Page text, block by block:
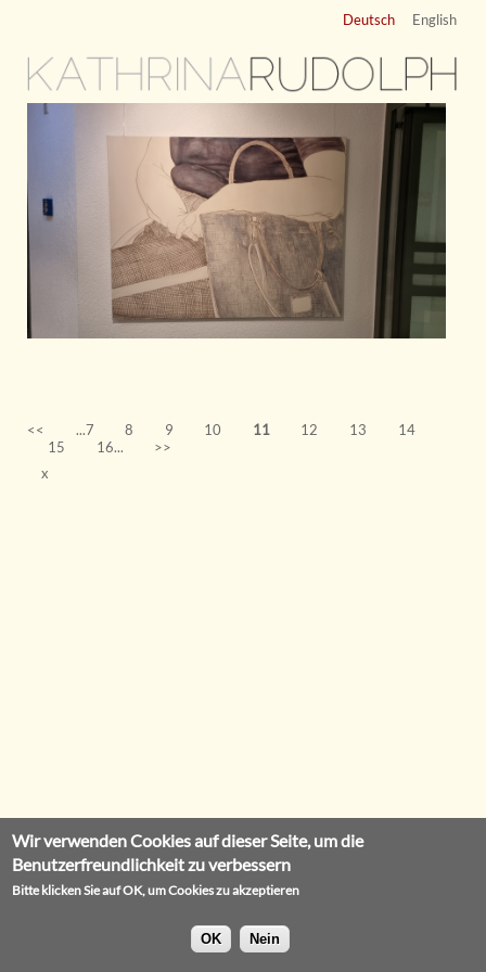
KATHRINARUDOLPH
<< ...7 8 9 10 11 12 13
14
15
16...
>>
x
Deutsch English
Wir verwenden Cookies auf dieser Seite, um die
Benutzerfreundlichkeit zu verbessern
Bitte klicken Sie auf OK, um Cookies zu akzeptieren
OK Nein